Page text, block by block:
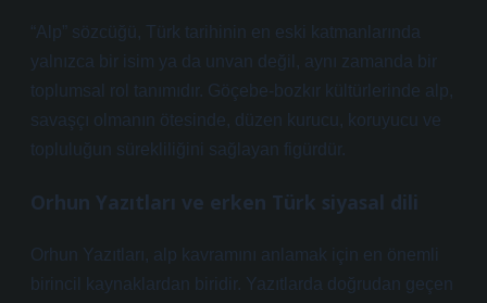
“Alp” sözcüğü, Türk tarihinin en eski katmanlarında
yalnızca bir isim ya da unvan değil, aynı zamanda bir
toplumsal rol tanımıdır. Göçebe-bozkır kültürlerinde alp,
savaşçı olmanın ötesinde, düzen kurucu, koruyucu ve
topluluğun sürekliliğini sağlayan figürdür.
Orhun Yazıtları ve erken Türk siyasal dili
Orhun Yazıtları, alp kavramını anlamak için en önemli
birincil kaynaklardan biridir. Yazıtlarda doğrudan geçen